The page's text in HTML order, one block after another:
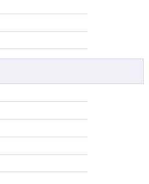
ました。届いた 一通のメッセー
を持ちながら、世界と対話する日
の回路がひらく｜好奇心を持ち続け
に、調和を育てる日
せないけれど未来を変えていくこと